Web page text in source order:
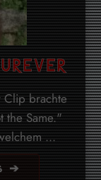
brachte
the Same."
...
➔